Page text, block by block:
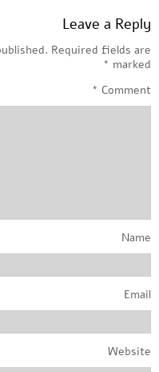
Leave a Reply
Required fields are
marked
*
Comment
*
Name
Email
Website